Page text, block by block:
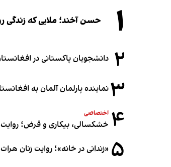
۱ حسن آخند؛ ملایی که زندگی
۲ دانشجویان پاکستانی در
۳نماینده پارلمان آلمان به
۴ اختصاصی
خشکسالی، بیکاری و قرض؛ روایت
۵ «زندانی در خانه»؛ روایت زنان